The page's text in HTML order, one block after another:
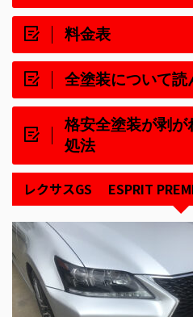
料金表
全塗装について
格安全塗装が剥
処法
レクサスGS ESPRIT